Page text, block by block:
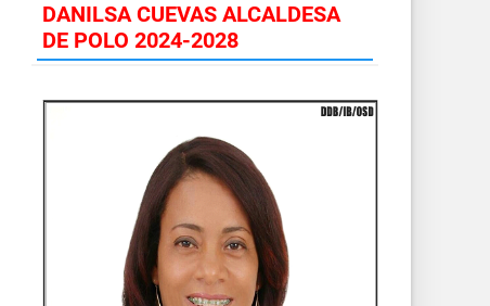
DANILSA CUEVAS ALCALDESA
DE POLO 2024-2028